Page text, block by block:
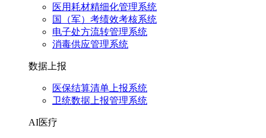
医用耗材精细化管理系统
国（军）考绩效考核系统
电子处方流转管理系统
消毒供应管理系统
数据上报
医保结算清单上报系统
卫统数据上报管理系统
AI医疗